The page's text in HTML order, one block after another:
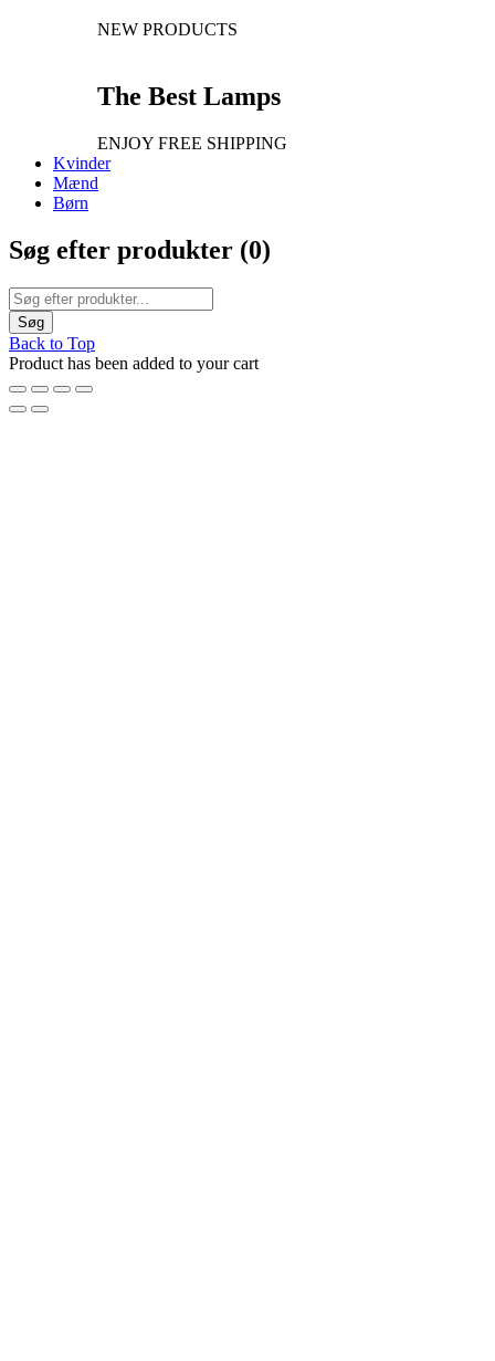
NEW PRODUCTS
The Best Lamps
ENJOY FREE SHIPPING
Kvinder
Mænd
Børn
Søg efter produkter (0)
Back to Top
Product has been added to your cart